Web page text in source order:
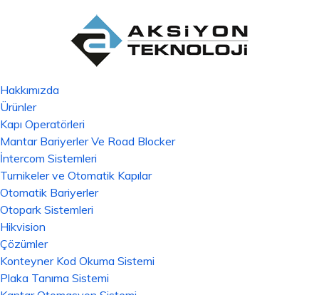
Hakkımızda
Ürünler
Kapı Operatörleri
Mantar Bariyerler Ve Road Blocker
İntercom Sistemleri
Turnikeler ve Otomatik Kapılar
Otomatik Bariyerler
Otopark Sistemleri
Hikvision
Çözümler
Konteyner Kod Okuma Sistemi
Plaka Tanıma Sistemi